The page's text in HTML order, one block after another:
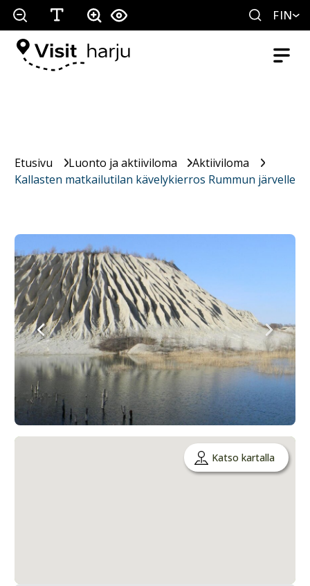
FIN
Etusivu Luonto ja aktiiviloma
Aktiiviloma
Kallasten matkailutilan kävelykierros Rummun järvelle
Katso kartalla